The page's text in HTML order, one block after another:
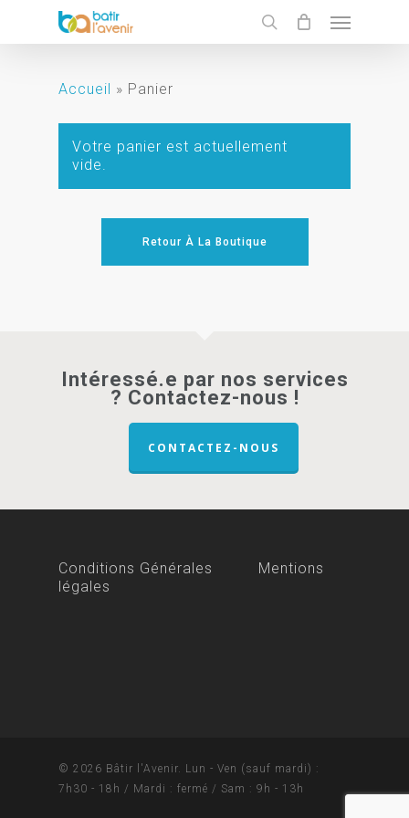
main
search
Accueil » Panier
Votre panier est actuellement
vide.
Retour À La Boutique
Intéressé.e par nos services
? Contactez-nous !
CONTACTEZ-NOUS
Conditions Générales Mentions
légales
© 2026 Bâtir l'Avenir. Lun - Ven (sauf mardi) :
7h30 - 18h / Mardi : fermé / Sam : 9h - 13h